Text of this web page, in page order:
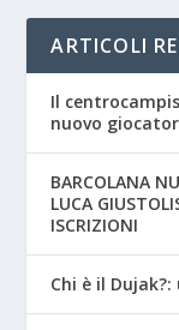
ARTICOLI
Il
nuovo
BARCOLANA
LUCA
ISCRIZIONI
Chi è il